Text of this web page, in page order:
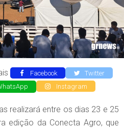
Facebook
Twitter
Instagram
realizará entre os dias 23 e 25
edição da Conecta Agro, que